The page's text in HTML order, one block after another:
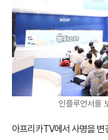
인플루언서를
아프리카TV에서 사명을 변